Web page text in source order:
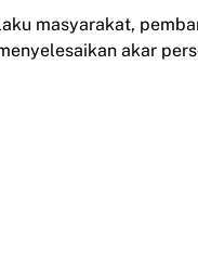
masyarakat,
akar